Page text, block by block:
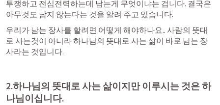
투쟁하고 전심전력하는데 남는게 무엇이냐는 겁니다. 결국은
아무것도 남지 않는다는 것을 알려 주고 있습니다.
우리가 남는 장사를 할려면 어떻게 해야하나요.. 사람의 뜻대
로 사는것이 아니라 하나님의 뜻대로 사는 삶이 바로 남는 장
사라는 것입니다.
2.하나님의 뜻대로 사는 삶이지만 이루시는 것은 하
나님이십니다.